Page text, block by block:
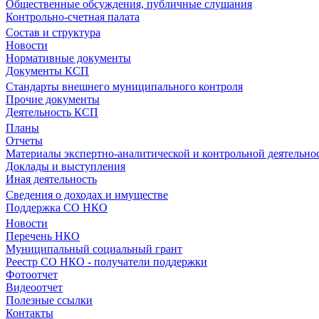
Общественные обсуждения, публичные слушания
Контрольно-счетная палата
Состав и структура
Новости
Нормативные документы
Документы КСП
Стандарты внешнего муниципального контроля
Прочие документы
Деятельность КСП
Планы
Отчеты
Материалы экспертно-аналитической и контрольной
Доклады и выступления
Иная деятельность
Сведения о доходах и имуществе
Поддержка СО НКО
Новости
Перечень НКО
Муниципальный социальный грант
Реестр СО НКО - получатели поддержки
Фотоотчет
Видеоотчет
Полезные ссылки
Контакты